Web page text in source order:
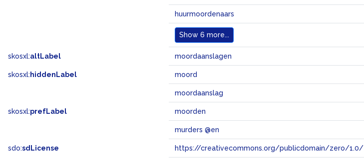
huurmoordenaars
Show 6 more...
skosxl:altLabel moordaanslagen
skosxl: hiddenLabel moord
moordaanslag
skosxl:prefLabel moorden
murders @en
sdo:sdLicense https://creativecommons.org/publicdomain/zero/1.0/